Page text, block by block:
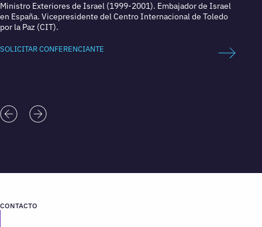
Ministro Exteriores de Israel (1999-2001). Embajador de Israel
en España. Vicepresidente del Centro Internacional de Toledo
por la Paz (CIT).
SOLICITAR CONFERENCIANTE
CONTACTO